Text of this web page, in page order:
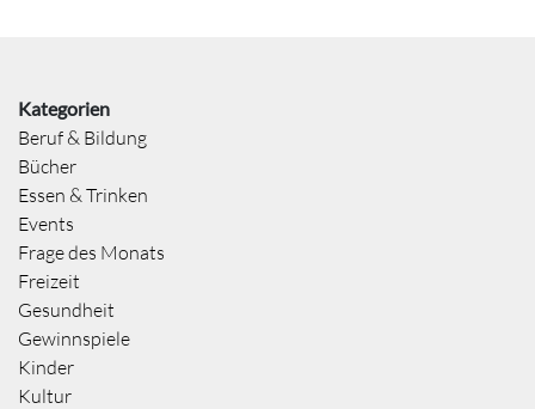
Kategorien
Beruf & Bildung
Bücher
Essen & Trinken
Events
Frage des Monats
Freizeit
Gesundheit
Gewinnspiele
Kinder
Kultur